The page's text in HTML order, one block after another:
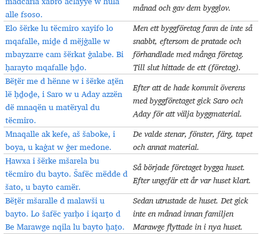
alle fsoso.
månad och gav dem bygglov.
Elo šërke lu tëcmiro xayifo lo
mqafalle, miḏe d mëjġalle w
mbayzarre cam šërkat ġalabe. Bi
ḥarayto mqafalle ḥḏo.
Men ett byggföretag fann de inte så
snabbt, eftersom de pratade och
förhandlade med många företag.
Till slut hittade de ett (företag).
Bëṯër me d hënne w i šërke aṯën
lë ḥḏoḏe, i Saro w u Aday azzën
dë mnaqën u matëryal du
tëcmiro.
Efter att de hade kommit överens
med byggföretaget gick Saro och
Aday för att välja byggmaterial.
Mnaqalle ak kefe, aš šaboke, i
boya, u kaġat w ġer medone.
De valde stenar, fönster, färg, tapet
och annat material.
Hawxa i šërke mšarela bu
tëcmiro du bayto. Šafëc mëdde d
šato, u bayto camër.
Så började företaget bygga huset.
Efter ungefär ett år var huset klart.
Bëṯër mšaralle d malawši u
bayto. Lo šafëc yarḥo i iqarṯo d
Be Marawge nqila lu bayto ḥaṯo.
Sedan utrustade de huset. Det gick
inte en månad innan familjen
Marawge flyttade in i nya huset.